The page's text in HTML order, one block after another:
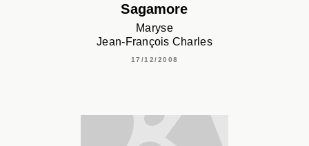
Sagamore
Maryse
Jean-François Charles
17/12/2008